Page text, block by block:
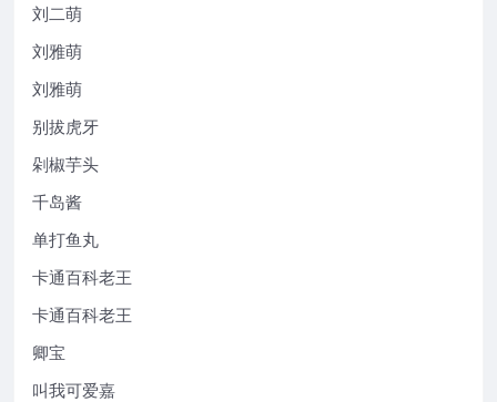
刘二萌
刘雅萌
刘雅萌
别拔虎牙
剁椒芋头
千岛酱
单打鱼丸
卡通百科老王
卡通百科老王
卿宝
叫我可爱嘉